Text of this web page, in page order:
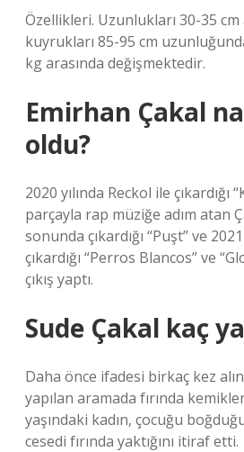
Özellikleri. Uzunlukları 30-35 cm
kuyrukları 85-95 cm
kg arasında değişmektedir.
Emirhan Çakal
oldu?
2020 yılında Reckol ile çıkardığı
parçayla rap müziğe adım atan
sonunda çıkardığı “Puşt” ve
çıkardığı “Perros Blancos” ve
çıkış yaptı.
Sude Çakal kaç
Daha önce ifadesi birkaç kez
yapılan aramada fırında
yaşındaki kadın, çocuğu
cesedi fırında yaktığını itiraf etti.